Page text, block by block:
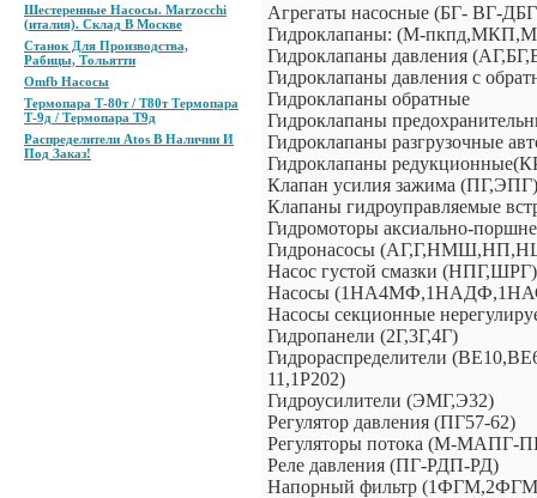
Шестеренные Насосы. Marzocchi
(италия). Склад В Москве
Станок Для Производства,
Рабицы, Тольятти
Omfb Насосы
Термопара Т-80т / Т80т Термопара
Т-9д / Термопара Т9д
Распределители Аtos В Наличии И
Под Заказ!
Агрегаты насосные (БГ- ВГ-
Гидроклапаны: (М-
Гидроклапаны давления
Гидроклапаны давления с
Гидроклапаны обратные
Гидроклапаны
Гидроклапаны разгрузочные
Гидроклапаны
Клапан усилия зажима (ПГ,ЭПГ)
Клапаны гидроуправляемые
Гидромоторы аксиально-
Гидронасосы
Насос густой смазки (НПГ,ШРГ)
Насосы
Насосы секционные
Гидропанели (2Г,3Г,4Г)
Гидрораспределители
11,1Р202)
Гидроусилители (ЭМГ,Э32)
Регулятор давления (ПГ57-62)
Регуляторы потока (М-МАПГ-
Реле давления (ПГ-РДП-РД)
Напорный фильтр